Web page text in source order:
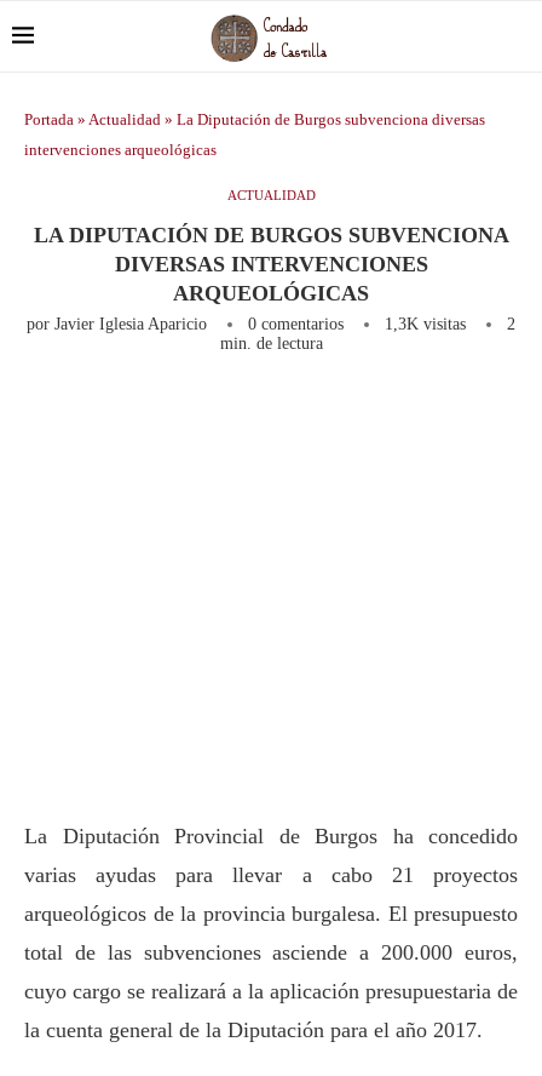
Portada » Actualidad » La Diputación de Burgos subvenciona diversas
intervenciones arqueológicas
ACTUALIDAD
LA DIPUTACIÓN DE BURGOS SUBVENCIONA
DIVERSAS INTERVENCIONES
ARQUEOLÓGICAS
por Javier Iglesia Aparicio 0 comentarios 1,3K visitas
2
min. de lectura
La Diputación Provincial de Burgos ha concedido
varias ayudas para llevar a cabo 21 proyectos
arqueológicos de la provincia burgalesa. El presupuesto
total de las subvenciones asciende a 200.000 euros,
cuyo cargo se realizará a la aplicación presupuestaria de
la cuenta general de la Diputación para el año 2017.